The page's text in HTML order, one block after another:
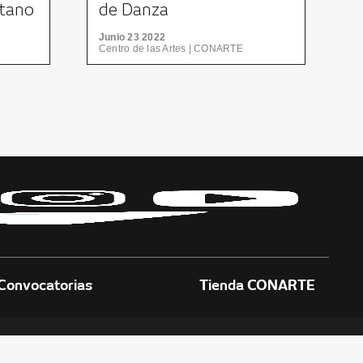
de Danza
Contemporánea
Junio 23 2022
Centro de las Artes | CONARTE
Tienda CONARTE